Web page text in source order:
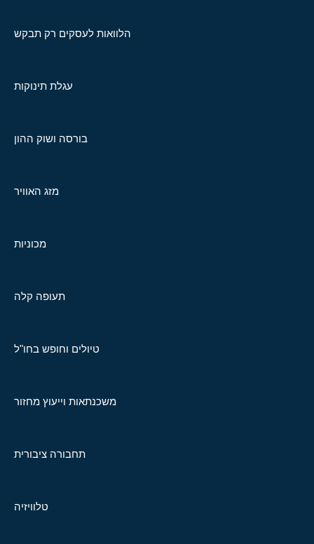
הלוואות לעסקים רק תבקש
עגלת תינוקות
בורסה ושוק ההון
מזג האוויר
מכוניות
תעופה קלה
טיולים וחופש בחו"ל
משכנתאות וייעוץ מחזור
תחבורה ציבורית
טלוויזיה